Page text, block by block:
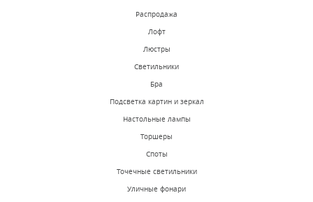
Распродажа
Лофт
Люстры
Светильники
Бра
Подсветка картин и зеркал
Настольные лампы
Торшеры
Споты
Точечные светильники
Уличные фонари